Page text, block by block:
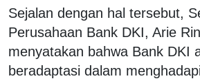
Sejalan dengan hal tersebut,
Perusahaan Bank DKI, Arie
menyatakan bahwa Bank DKI
beradaptasi dalam